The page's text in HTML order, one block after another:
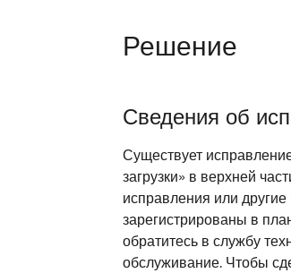
Решение
Сведения об
Существует
загрузки» в верхней
исправления или
зарегистрированы в
обратитесь в службу
обслуживание. Чтобы